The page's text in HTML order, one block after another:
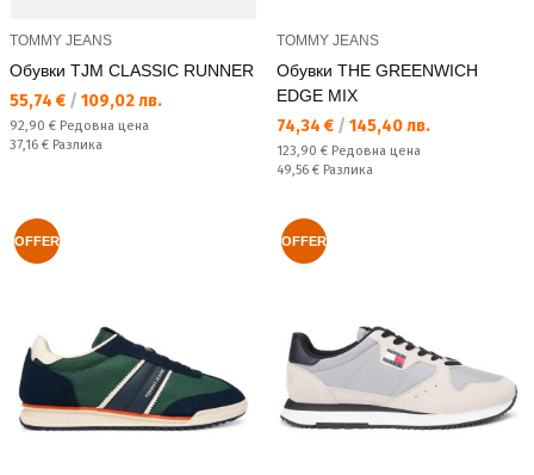
TOMMY JEANS
Обувки TJM CLASSIC RUNNER
Текуща цена:
55,74 € / 109,02 лв.
Редовна цена:
92,90 € Редовна цена
Спестявате:
37,16 € Разлика
TOMMY JEANS
Обувки THE GREENWICH
EDGE MIX
Текуща цена:
74,34 € / 145,40 лв.
Редовна цена:
123,90 € Редовна цена
Спестявате:
49,56 € Разлика
OFFER OFFER